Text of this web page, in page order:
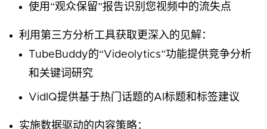
使用“观众保留”报告识别您视频中的流失点
利用第三方分析工具获取更深入的见解：
TubeBuddy的“Videolytics”功能提供竞争分析
和关键词研究
VidIQ提供基于热门话题的AI标题和标签建议
实施数据驱动的内容策略：